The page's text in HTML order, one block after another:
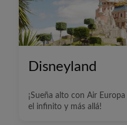
Disneyland
¡Sueña alto con Air Europa
el infinito y más allá!